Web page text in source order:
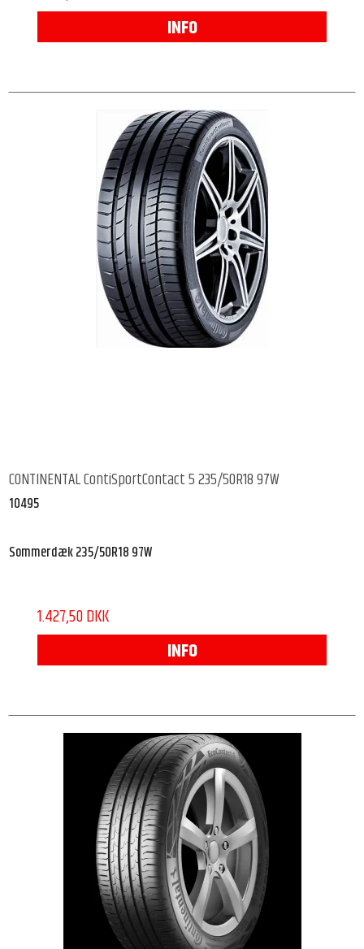
INFO
CONTINENTAL ContiSportContact 5 235/50R18 97W
10495
Sommerdæk 235/50R18 97W
1.427,50 DKK
INFO